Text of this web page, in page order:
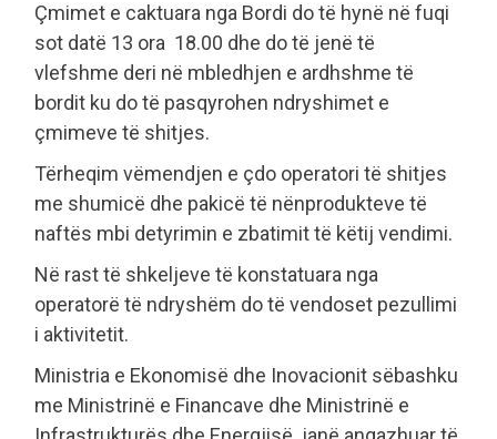
Çmimet e caktuara nga Bordi do të hynë në fuqi
sot datë 13 ora 18.00 dhe do të jenë të
vlefshme deri në mbledhjen e ardhshme të
bordit ku do të pasqyrohen ndryshimet e
çmimeve të shitjes.
Tërheqim vëmendjen e çdo operatori të shitjes
me shumicë dhe pakicë të nënprodukteve të
naftës mbi detyrimin e zbatimit të këtij vendimi.
Në rast të shkeljeve të konstatuara nga
operatorë të ndryshëm do të vendoset pezullimi
i aktivitetit.
Ministria e Ekonomisë dhe Inovacionit sëbashku
me Ministrinë e Financave dhe Ministrinë e